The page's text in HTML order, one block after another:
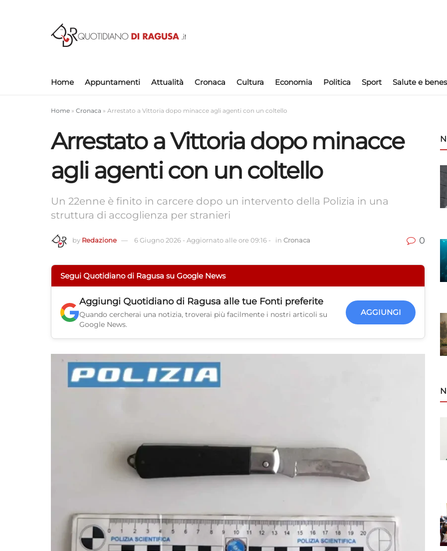
Home Appuntamenti Attualità Cronaca Cultura Economia Politica Sport Salute e
Home » Cronaca » Arrestato a Vittoria dopo minacce agli agenti con un coltello
Arrestato a Vittoria dopo minacce
agli agenti con un coltello
Un 22enne è finito in carcere dopo un intervento della Polizia in una
struttura di accoglienza per stranieri
by Redazione 6 Giugno 2026 - Aggiornato alle ore 09:16 - in Cronaca 0
Segui Quotidiano di Ragusa su Google News
Aggiungi Quotidiano di Ragusa alle tue Fonti preferite
Quando cercherai una notizia, troverai più facilmente i nostri articoli su
Google News.
AGGIUNGI